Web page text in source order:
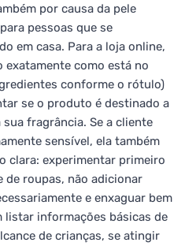
por causa da pele
pessoas que se
em casa. Para a loja online,
como está no
conforme o rótulo)
se o produto é destinado a
sua fragrância. Se a cliente
sensível, ela também
clara: experimentar primeiro
de roupas, não adicionar
e enxaguar bem
listar informações básicas de
de crianças, se atingir